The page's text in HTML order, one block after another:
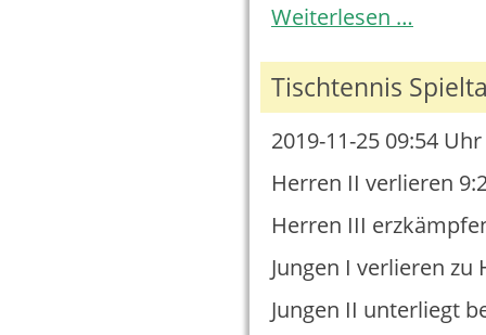
Weiterlesen …Spieltag
Tischtennis
2019-11-25 09:54 Uhr
Herren II verlieren
Herren III
Jungen I verlieren zu
Jungen II unterliegt